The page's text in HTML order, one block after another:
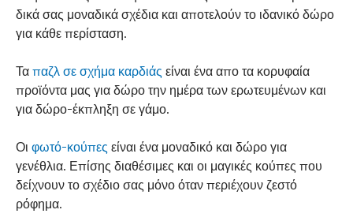
δικά σας μοναδικά σχέδια και αποτελούν το ιδανικό δώρο
για κάθε περίσταση.
Τα παζλ σε σχήμα καρδιάς είναι ένα απο τα κορυφαία
προϊόντα μας για δώρο την ημέρα των ερωτευμένων και
για δώρο-έκπληξη σε γάμο.
Οι φωτό-κούπες είναι ένα μοναδικό και δώρο για
γενέθλια. Επίσης διαθέσιμες και οι μαγικές κούπες που
δείχνουν το σχέδιο σας μόνο όταν περιέχουν ζεστό
ρόφημα.